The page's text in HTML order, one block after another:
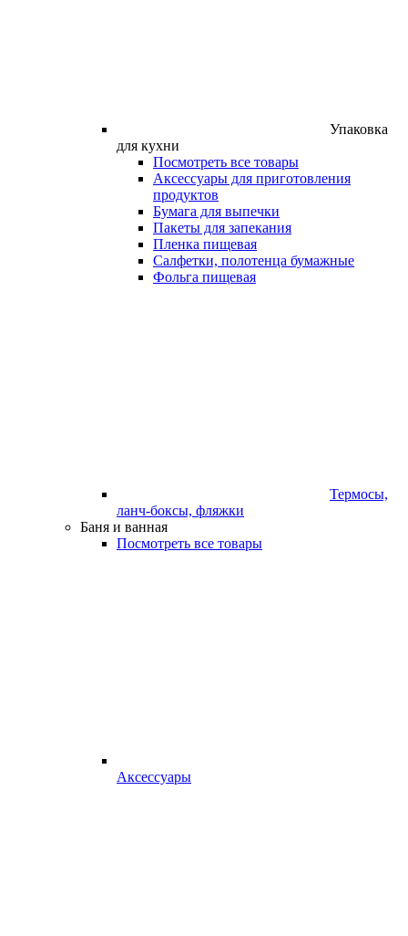
Упаковка
для кухни
Посмотреть все товары
Аксессуары для приготовления
продуктов
Бумага для выпечки
Пакеты для запекания
Пленка пищевая
Салфетки, полотенца бумажные
Фольга пищевая
Термосы,
ланч-боксы, фляжки
Баня и ванная
Посмотреть все товары
Аксессуары